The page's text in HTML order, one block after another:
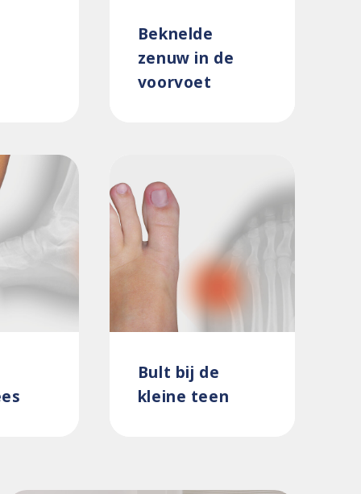
Beknelde
zenuw in de
voorvoet
Bult bij de
kleine teen